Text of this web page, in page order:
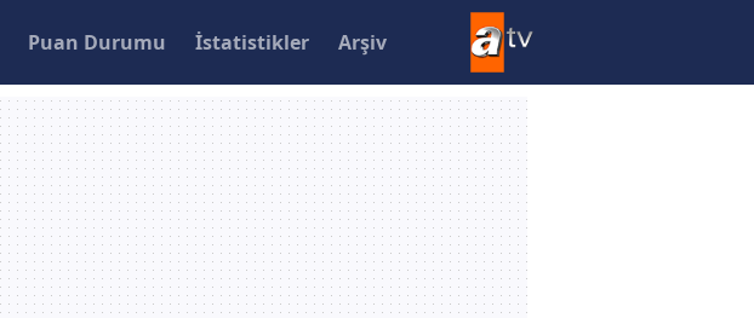
Puan Durumu İstatistikler Arşiv